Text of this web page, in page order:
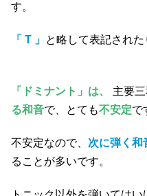
す。
「 T 」 と略して表記された
「ドミナント」は、 主要
る和音で、とても不安定で
不安定なので、 次に弾く和
ることが多いです。